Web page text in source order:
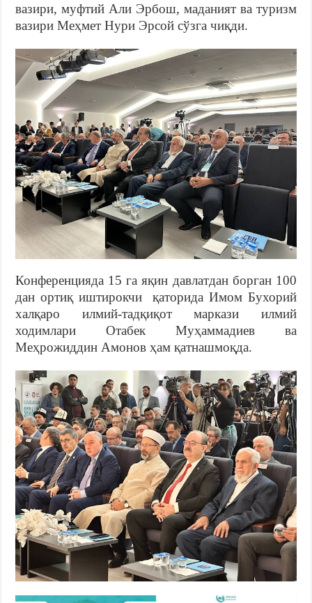
вазири, муфтий Али Эрбош, маданият ва туризм
вазири Меҳмет Нури Эрсой сўзга чиқди.
Конференцияда 15 га яқин давлатдан борган 100
дан ортиқ иштирокчи қаторида Имом Бухорий
халқаро илмий-тадқиқот маркази илмий
ходимлари Отабек Муҳаммадиев ва
Меҳрожиддин Амонов ҳам қатнашмоқда.